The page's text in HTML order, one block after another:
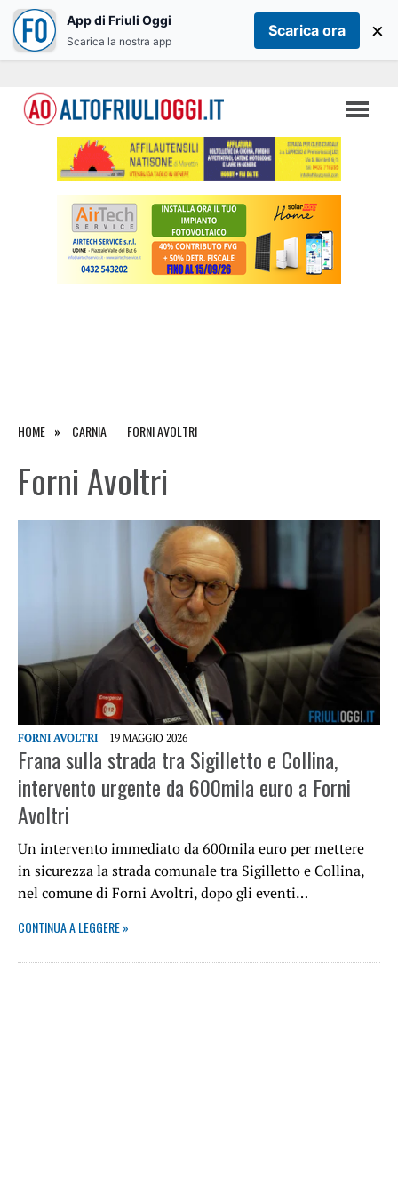
HOME CARNIA FORNI AVOLTRI
Forni Avoltri
FORNI AVOLTRI 19 MAGGIO 2026
Frana sulla strada tra Sigilletto e Collina,
intervento urgente da 600mila euro a Forni
Avoltri
Un intervento immediato da 600mila euro per mettere
in sicurezza la strada comunale tra Sigilletto e Collina,
nel comune di Forni Avoltri, dopo gli eventi…
CONTINUA A LEGGERE »
App di Friuli Oggi
Scarica la nostra app
Scarica ora ×